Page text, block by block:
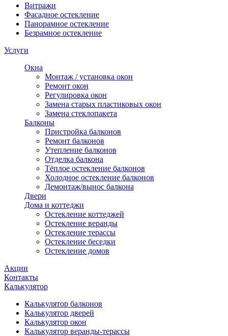
Витражи
Фасадное остекление
Панорамное остекление
Безрамное остекление
Услуги
Окна
Монтаж / установка окон
Ремонт окон
Регулировка окон
Замена старых пластиковых окон
Замена стеклопакета
Балконы
Пристройка балконов
Ремонт балконов
Утепление балконов
Отделка балкона
Тёплое остекление балконов
Холодное остекление балконов
Демонтаж/вынос балкона
Двери
Дома и коттеджи
Остекление коттеджей
Остекление веранды
Остекление терассы
Остекление беседки
Остекление домов
Акции
Контакты
Калькулятор
Калькулятор балконов
Калькулятор дверей
Калькулятор окон
Калькулятор веранды-терассы